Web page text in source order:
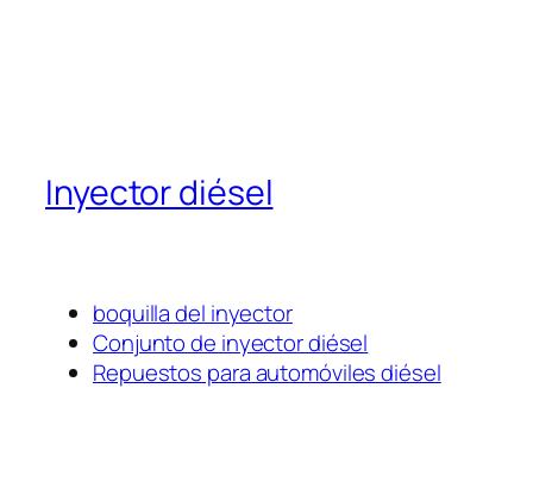
Inyector diésel
boquilla del inyector
Conjunto de inyector diésel
Repuestos para automóviles diésel